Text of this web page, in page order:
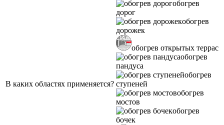
В каких областях применяется?
обогрев
дорог
обогрев
дорожек
обогрев открытых террас
обогрев
пандуса
обогрев
ступеней
обогрев
мостов
обогрев
бочек